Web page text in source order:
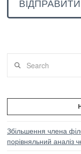
Збільшення члена
порівняльний аналіз